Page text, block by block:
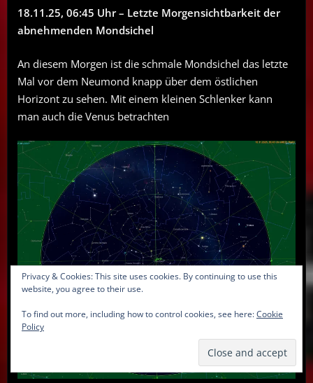
18.11.25, 06:45 Uhr – Letzte Morgensichtbarkeit der
abnehmenden Mondsichel
An diesem Morgen ist die schmale Mondsichel das letzte
Mal vor dem Neumond knapp über dem östlichen
Horizont zu sehen. Mit einem kleinen Schlenker kann
man auch die Venus betrachten
Privacy & Cookies: This site uses cookies. By continuing to use this
website, you agree to their use.
To find out more, including how to control cookies, see here:Cookie
Policy